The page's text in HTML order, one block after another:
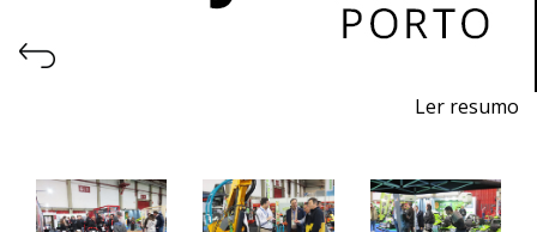
Ler resumo
6 a 8 Fevereiro 2020